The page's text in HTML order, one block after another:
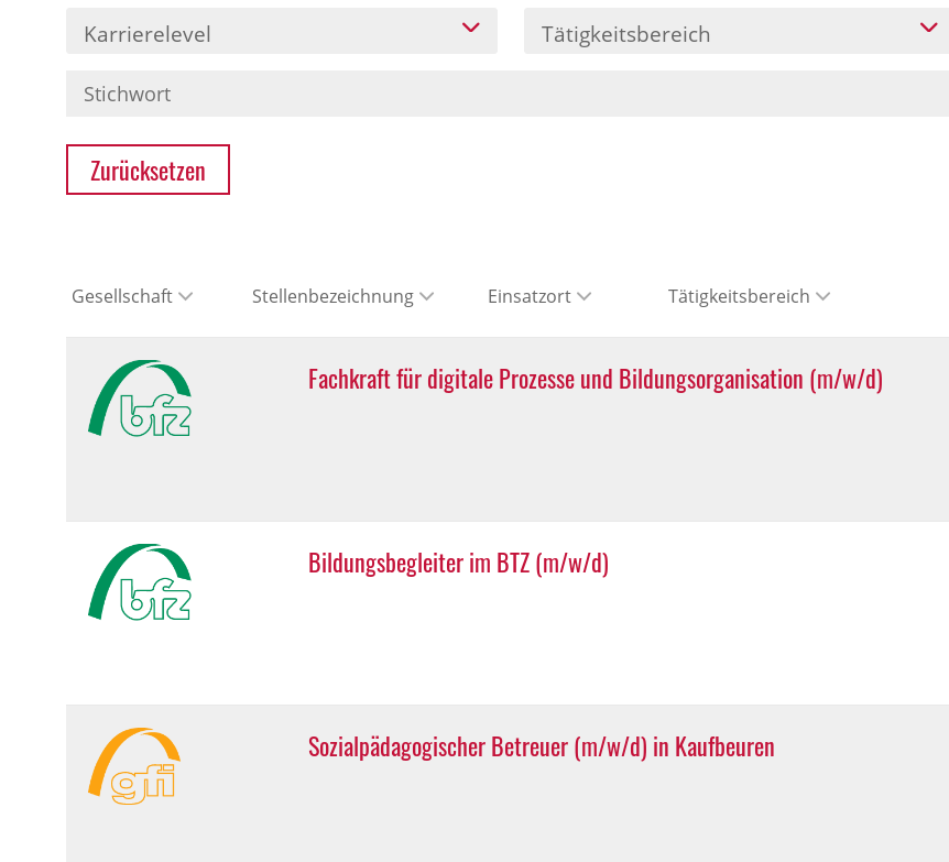
Karrierelevel Tätigkeitsbereich
Zurücksetzen
Gesellschaft Stellenbezeichnung Einsatzort Tätigkeitsbereich
Fachkraft für digitale Prozesse und Bildungsorganisation (m/w/d)
Bildungsbegleiter im BTZ (m/w/d)
Sozialpädagogischer Betreuer (m/w/d) in Kaufbeuren